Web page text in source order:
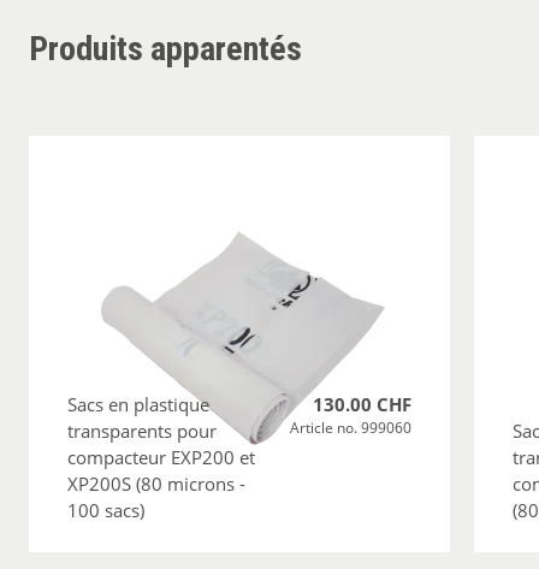
Produits apparentés
Sacs en plastique
transparents pour
compacteur EXP200 et
XP200S (80 microns -
100 sacs)
130.00 CHF
Article no. 999060